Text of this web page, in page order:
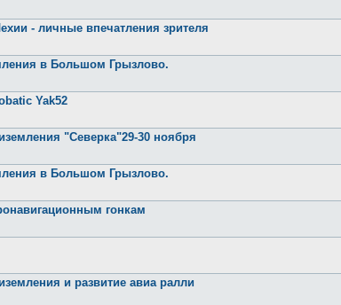
- личные впечатления зрителя
в Большом Грызлово.
Yak52
"Северка"29-30 ноября
в Большом Грызлово.
гонкам
и развитие авиа ралли